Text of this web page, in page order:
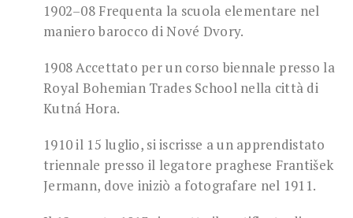
1902–08 Frequenta la scuola elementare nel
maniero barocco di Nové Dvory.
1908 Accettato per un corso biennale presso la
Royal Bohemian Trades School nella città di
Kutná Hora.
1910 il 15 luglio, si iscrisse a un apprendistato
triennale presso il legatore praghese František
Jermann, dove iniziò a fotografare nel 1911.